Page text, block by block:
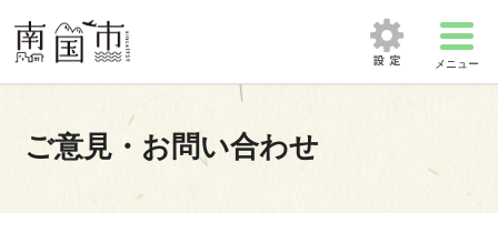
メニュー
ご意見・お問い合わせ